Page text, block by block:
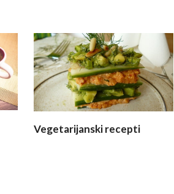
Vegetarijanski recepti